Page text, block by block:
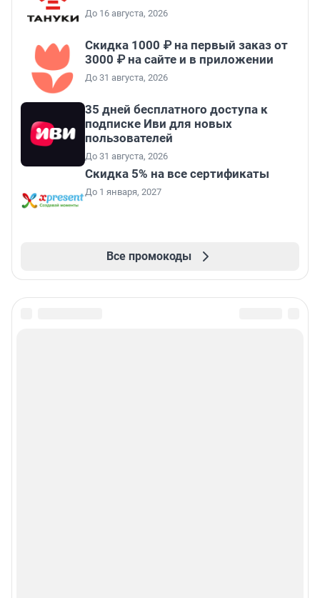
До 16 августа, 2026
Скидка 1000 ₽ на первый заказ от
3000 ₽ на сайте и в приложении
До 31 августа, 2026
35 дней бесплатного доступа к
подписке Иви для новых
пользователей
До 31 августа, 2026
Скидка 5% на все сертификаты
До 1 января, 2027
Все промокоды